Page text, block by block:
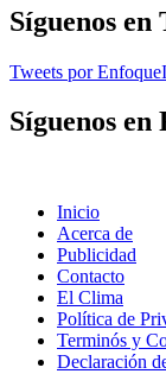
Síguenos
Tweets por
Síguenos en
Inicio
Acerca de
Publicidad
Contacto
El Clima
Política de
Terminós y
Declaración